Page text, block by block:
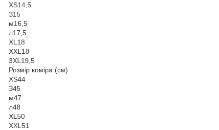
XS14,5
З15
м16,5
л17,5
XL 18
ХХL 18
3XL 19,5
Розмір коміра (см)
XS44
З45
м47
л48
XL 50
ХХL 51